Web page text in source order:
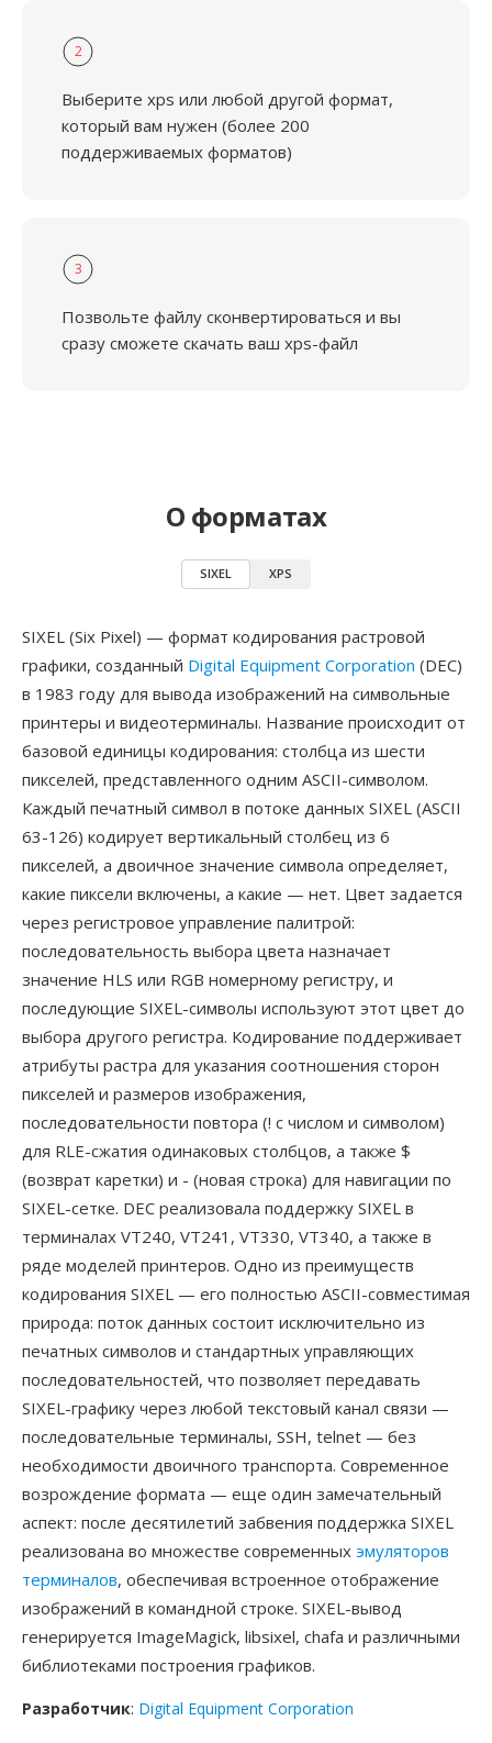
2
Выберите xps или любой другой формат,
который вам нужен (более 200
поддерживаемых форматов)
3
Позвольте файлу сконвертироваться и вы
сразу сможете скачать ваш xps-файл
О форматах
SIXEL XPS
SIXEL (Six Pixel) — формат кодирования растровой
графики, созданный Digital Equipment Corporation (DEC)
в 1983 году для вывода изображений на символьные
принтеры и видеотерминалы. Название происходит от
базовой единицы кодирования: столбца из шести
пикселей, представленного одним ASCII-символом.
Каждый печатный символ в потоке данных SIXEL (ASCII
63-126) кодирует вертикальный столбец из 6
пикселей, а двоичное значение символа определяет,
какие пиксели включены, а какие — нет. Цвет задается
через регистровое управление палитрой:
последовательность выбора цвета назначает
значение HLS или RGB номерному регистру, и
последующие SIXEL-символы используют этот цвет до
выбора другого регистра. Кодирование поддерживает
атрибуты растра для указания соотношения сторон
пикселей и размеров изображения,
последовательности повтора (! с числом и символом)
для RLE-сжатия одинаковых столбцов, а также $
(возврат каретки) и - (новая строка) для навигации по
SIXEL-сетке. DEC реализовала поддержку SIXEL в
терминалах VT240, VT241, VT330, VT340, а также в
ряде моделей принтеров. Одно из преимуществ
кодирования SIXEL — его полностью ASCII-совместимая
природа: поток данных состоит исключительно из
печатных символов и стандартных управляющих
последовательностей, что позволяет передавать
SIXEL-графику через любой текстовый канал связи —
последовательные терминалы, SSH, telnet — без
необходимости двоичного транспорта. Современное
возрождение формата — еще один замечательный
аспект: после десятилетий забвения поддержка SIXEL
реализована во множестве современных эмуляторов
терминалов, обеспечивая встроенное отображение
изображений в командной строке. SIXEL-вывод
генерируется ImageMagick, libsixel, chafa и различными
библиотеками построения графиков.
Разработчик: Digital Equipment Corporation